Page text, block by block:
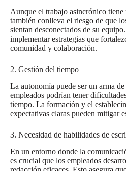
Aunque el trabajo asincrónico tiene
también conlleva el riesgo de que
sientan desconectados de su
implementar estrategias que
comunidad y colaboración.
2. Gestión del tiempo
La autonomía puede ser un arma
empleados podrían tener
tiempo. La formación y el
expectativas claras pueden mitigar
3. Necesidad de habilidades de
En un entorno donde la
es crucial que los empleados